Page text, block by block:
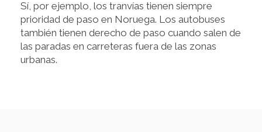
Sí, por ejemplo, los tranvías tienen siempre
prioridad de paso en Noruega. Los autobuses
también tienen derecho de paso cuando salen de
las paradas en carreteras fuera de las zonas
urbanas.